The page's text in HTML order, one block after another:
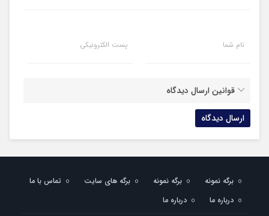
نام شما پست الکترونیکی
قوانین ارسال دیدگاه
برگه نمونه برگه نمونه برگه های سایت
تماس با ما
درباره ما
درباره ما